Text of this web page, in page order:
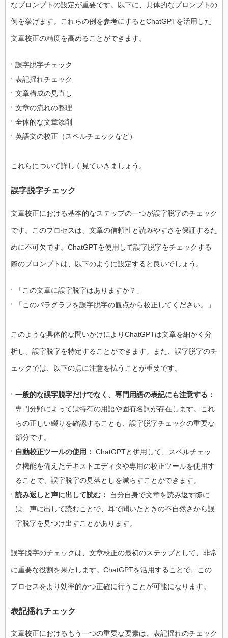
なプロンプトの設定が重要です。以下に、具体的なプロンプトの
例を挙げます。これらの例を参考にするとChatGPTを活用した
文章校正の精度を高めることができます。
誤字脱字チェック
表記揺れチェック
文章構成の見直し
文章の流れの整理
全体的な文章添削
英語文の校正（スペルチェックなど）
これらについて詳しく見ていきましょう。
誤字脱字チェック
文章校正における基本的なステップの一つが誤字脱字のチェック
です。このプロセスは、文章の信頼性と読みやすさを保証するた
めに不可欠です。ChatGPTを使用して誤字脱字をチェックする
際のプロンプトは、以下のように設定すると良いでしょう。
「この文章に誤字脱字はありますか？」
「このパラグラフを誤字脱字の観点から校正してください。」
このような具体的な問いかけによりChatGPTは文章を細かく分
析し、誤字脱字を特定することができます。また、誤字脱字のチ
ェックでは、以下の点に注意を払うことが重要です。
一般的な誤字脱字だけでなく、専門用語の表記にも注意する：
専門分野によっては特有の用語や固有名詞が存在します。これ
らの正しい綴りを確認することも、誤字脱字チェックの重要な
部分です。
自動校正ツールの使用： ChatGPTと併用して、スペルチェッ
ク機能を備えたテキストエディタや専用の校正ツールを使用す
ることで、誤字脱字の見落としを減らすことができます。
読み返しと声に出して読む：
自分自身で文章を読み返す際に
は、声に出して読むことで、耳で聞いたときの不自然さから誤
字脱字を見つけ出すことがあります。
誤字脱字のチェックは、文章校正の最初のステップとして、非常
に重要な役割を果たします。ChatGPTを活用することで、この
プロセスをより効率的かつ正確に行うことが可能になります。
表記揺れチェック
文章校正におけるもう一つの重要な要素は、表記揺れのチェック